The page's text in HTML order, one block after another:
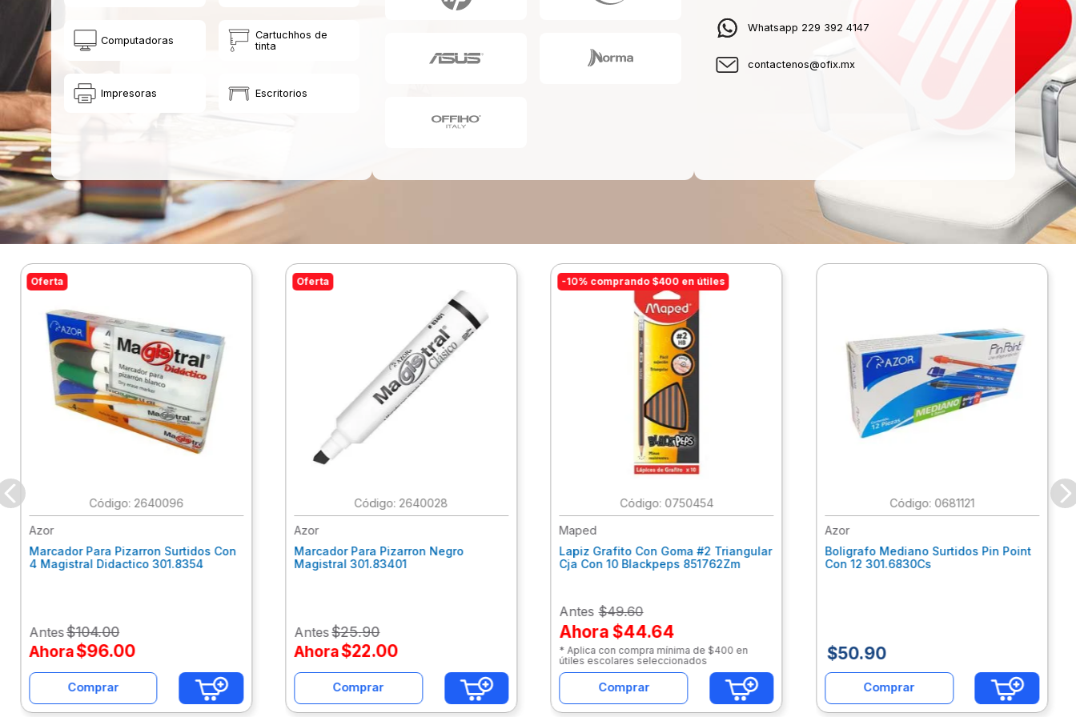
Computadoras
Cartuchhos de
tinta
Impresoras Escritorios
Whatsapp 229 392 4147
contactenos@ofix.mx
Oferta
: 2640096
Azor
Marcador Para Pizarron Surtidos Con
4 Magistral Didactico 301.8354
Antes$104.00
Ahora$96.00
Comprar
Oferta
: 2640028
Azor
Marcador Para Pizarron Negro
Magistral 301.83401
Antes$25.90
Ahora$22.00
Comprar
-10% comprando $400 en útiles
: 0750454
Maped
Lapiz Grafito Con Goma #2 Triangular
Cja Con 10 Blackpeps 851762Zm
Antes$49.60
Ahora$44.64
* Aplica con compra mínima de $400 en
útiles escolares seleccionados
Comprar
: 0681121
Azor
Boligrafo Mediano Surtidos Pin Point
Con 12 301.6830Cs
$50.90
Comprar